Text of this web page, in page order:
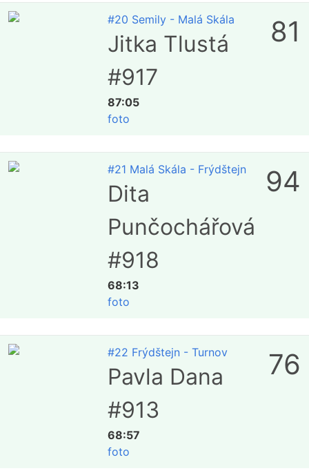
#20 Semily - Malá Skála
Jitka Tlustá
#917
87:05
foto
81
#21 Malá Skála - Frýdštejn
Dita
Punčochářová
#918
68:13
foto
94
#22 Frýdštejn - Turnov
Pavla Dana
#913
68:57
foto
76